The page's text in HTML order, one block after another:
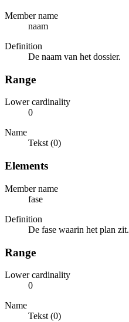
Member name
naam
Definition
De naam van het dossier.
Range
Lower cardinality
0
Name
Tekst (0)
Elements
Member name
fase
Definition
De fase waarin het plan zit.
Range
Lower cardinality
0
Name
Tekst (0)